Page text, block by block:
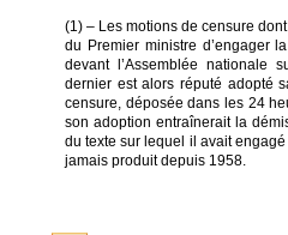
(1) – Les motions de censure
du Premier ministre d’engager
devant l’Assemblée nationale
dernier est alors réputé adopté
censure, déposée dans les 24
son adoption entraînerait la
du texte sur lequel il avait
jamais produit depuis 1958.